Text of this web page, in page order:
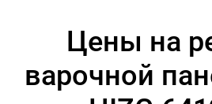
Цены на
варочной